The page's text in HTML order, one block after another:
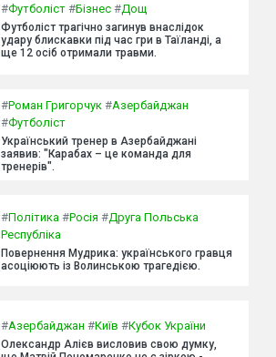
#Футболіст #Бізнес #Дощ
Футболіст трагічно загинув внаслідок
удару блискавки під час гри в Таїланді, а
ще 12 осіб отримали травми.
#Роман Григорчук #Азербайджан
#Футболіст
Український тренер в Азербайджані
заявив: "Карабах – це команда для
тренерів".
#Політика #Росія #Друга Польська
Республіка
Повернення Мудрика: українського гравця
асоціюють із Волинською трагедією.
#Азербайджан #Київ #Кубок України
Олександр Алієв висловив свою думку,